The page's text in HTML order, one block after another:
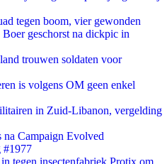
tegen boom, vier gewonden
geschorst na dickpic in
trouwen soldaten voor
is volgens OM geen enkel
in Zuid-Libanon, vergelding
Campaign Evolved
#1977
tegen insectenfabriek Protix om